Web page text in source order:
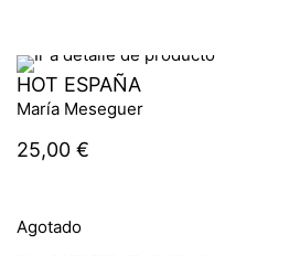
HOT ESPAÑA
María Meseguer
25,00 €
Agotado